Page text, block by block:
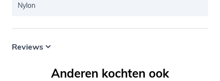
Nylon
Reviews
Anderen kochten ook